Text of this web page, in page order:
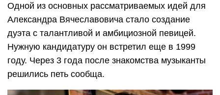
Одной из основных рассматриваемых идей для
Александра Вячеславовича стало создание
дуэта с талантливой и амбициозной певицей.
Нужную кандидатуру он встретил еще в 1999
году. Через 3 года после знакомства музыканты
решились петь сообща.